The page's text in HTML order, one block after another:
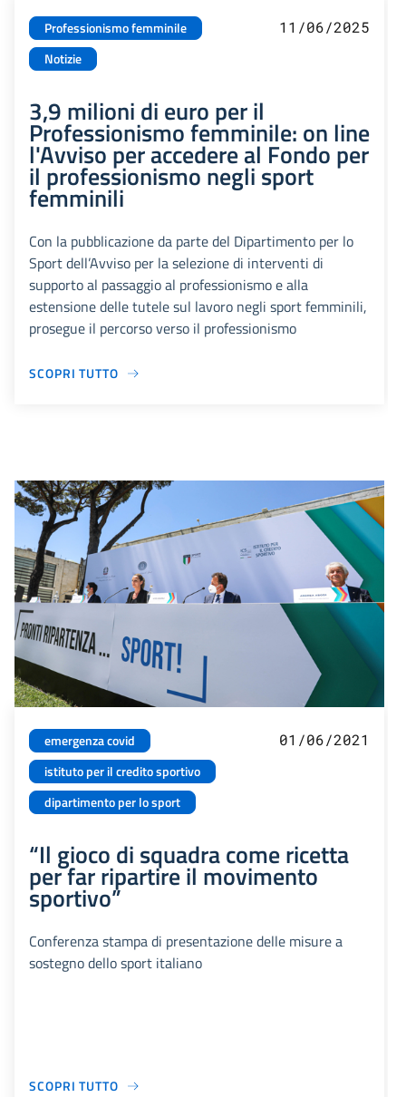
Professionismo femminile
Notizie
11/06/2025
3,9 milioni di euro per il
Professionismo femminile: on line
l'Avviso per accedere al Fondo per
il professionismo negli sport
femminili
Con la pubblicazione da parte del Dipartimento per lo
Sport dell’Avviso per la selezione di interventi di
supporto al passaggio al professionismo e alla
estensione delle tutele sul lavoro negli sport femminili,
prosegue il percorso verso il professionismo
SCOPRI TUTTO
emergenza covid
istituto per il credito sportivo
dipartimento per lo sport
01/06/2021
“Il gioco di squadra come ricetta
per far ripartire il movimento
sportivo”
Conferenza stampa di presentazione delle misure a
sostegno dello sport italiano
SCOPRI TUTTO